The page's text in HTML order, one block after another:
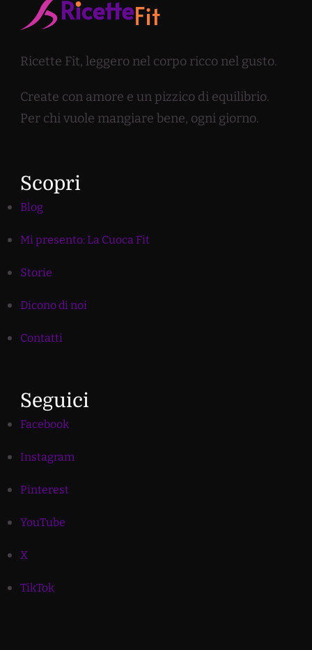
Ricette Fit, leggero nel corpo ricco nel gusto.
Create con amore e un pizzico di equilibrio.
Per chi vuole mangiare bene, ogni giorno.
Scopri
Blog
Mi presento: La Cuoca Fit
Storie
Dicono di noi
Contatti
Seguici
Facebook
Instagram
Pinterest
YouTube
X
TikTok